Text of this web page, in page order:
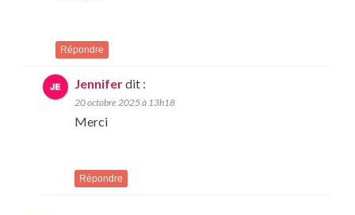
Répondre
Jenniferdit :
20 octobre 2025 à 13h18
Merci
Répondre